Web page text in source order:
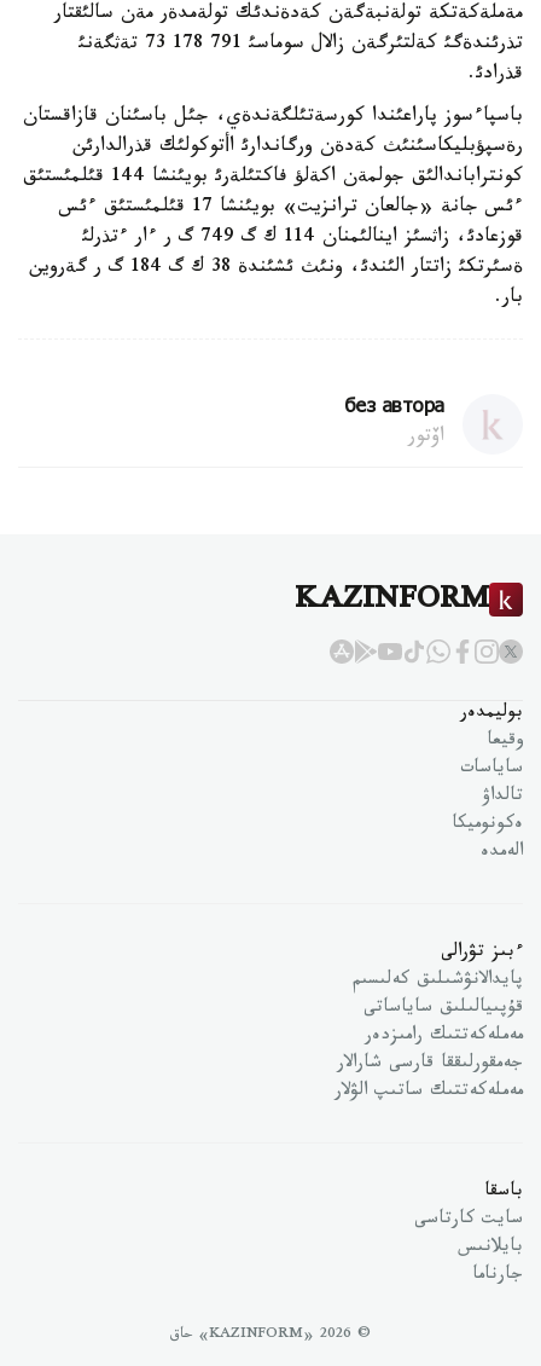
مةملةكةتكة تولةنبةگةن كةدةندئك تولةمدةر مةن سالئقتار
تذرئندةگئ كةلتئرگةن زالال سوماسئ 791 178 73 تةثگةنئ
قذرادئ.
باسپاءسوز پاراعئندا كورسةتئلگةندةي، جئل باسئنان قازاقستان
رةسپؤبليكاسئنئث كةدةن ورگاندارئ اأتوكولئك قذرالدارئن
كونتراباندالئق جولمةن اكةلؤ فاكتئلةرئ بويئنشا 144 قئلمئستئق
ءئس جانة «جالعان ترانزيت» بويئنشا 17 قئلمئستئق ءئس
قوزعادئ، زاثسئز اينالئمنان 114 ك گ 749 گ ر ءار ءتذرلئ
ةسئرتكئ زاتتار الئندئ، ونئث ئشئندة 38 ك گ 184 گ ر گةروين
بار.
без автора
اۆتور
KAZINFORM
بوليمدەر
وقيعا
ساياسات
تالداۋ
ەكونوميكا
الەمدە
ءبىز تۋرالى
پايدالانۋشىلىق كەلىسىم
قۇپىيالىلىق ساياساتى
مەملەكەتتىك رامىزدەر
جەمقورلىققا قارسى شارالار
مەملەكەتتىك ساتىپ الۋلار
باسقا
سايت كارتاسى
بايلانىس
جارناما
© 2026 «KAZINFORM» حاق